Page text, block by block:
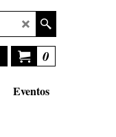
0
Eventos